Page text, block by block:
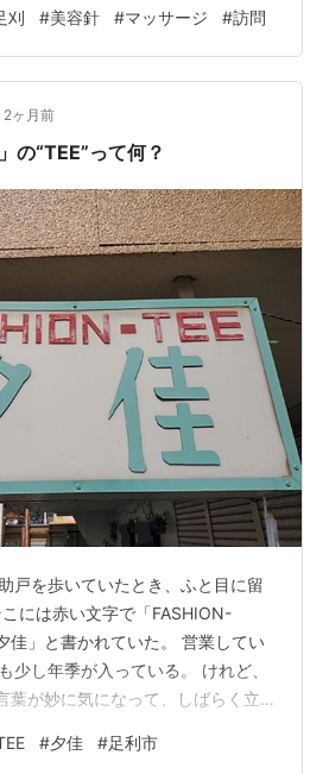
の中で、身体の不調を和らげる施
も取り入れ、内側から輝く健康美
。幅広いメニュー展開により、身
美容面でも多くのお客様にご好評
当院では訪問サービスも行ってお
刈 #美容針 #マッサージ #訪問
2ヶ月前
の“TEE”って何？
戸を歩いていたとき、ふと目に留
には赤い文字で「FASHION-
佳」と書かれていた。 営業してい
少し年季が入っている。 けれど、
葉が妙に気になって、しばらく立ち
、「TEE」は英語で「T-shirt（Tシ
#夕佳 #足利市